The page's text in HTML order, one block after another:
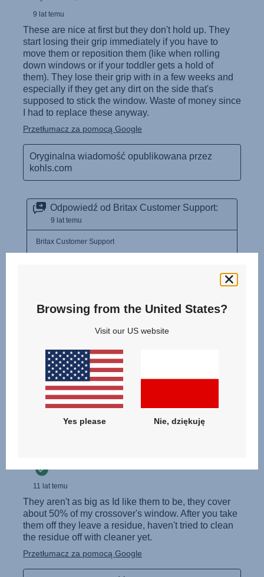
Browsing from the United States?
Visit our US website
Yes please Nie, dziękuję